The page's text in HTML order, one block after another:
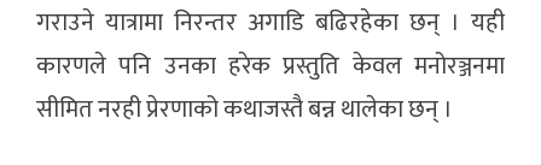
गराउने यात्रामा निरन्तर अगाडि बढिरहेका छन् । यही
कारणले पनि उनका हरेक प्रस्तुति केवल मनोरञ्जनमा
सीमित नरही प्रेरणाको कथाजस्तै बन्न थालेका छन् ।